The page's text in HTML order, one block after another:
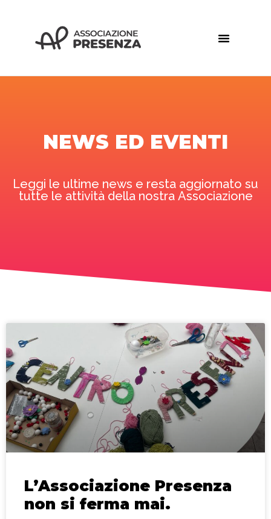
NEWS ED EVENTI
Leggi le ultime news e resta aggiornato su
tutte le attività della nostra Associazione​
L’Associazione Presenza
non si ferma mai.